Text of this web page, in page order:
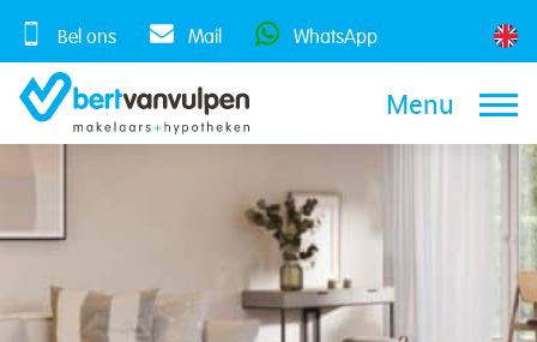
content
Bel ons Mail WhatsApp
Menu